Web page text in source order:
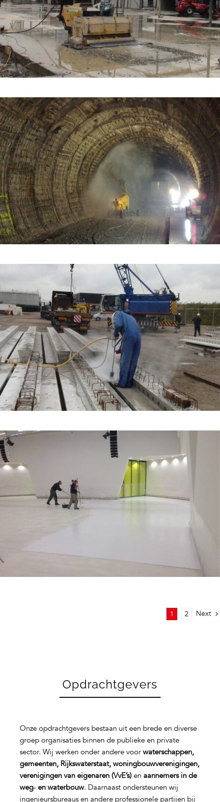
1 2 Next
Opdrachtgevers
Onze opdrachtgevers bestaan uit een brede en diverse
groep organisaties binnen de publieke en private
sector. Wij werken onder andere voor waterschappen,
gemeenten, Rijkswaterstaat, woningbouwverenigingen,
verenigingen van eigenaren (VvE’s)en aannemers in de
weg‑ en waterbouw. Daarnaast ondersteunen wij
ingenieursbureaus en andere professionele partijen bij